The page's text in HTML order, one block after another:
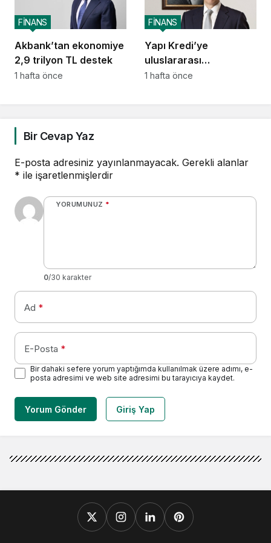
Akbank’tan ekonomiye
2,9 trilyon TL destek
FİNANS
1 hafta önce
Yapı Kredi’ye
uluslararası
piyasalardan 414
FİNANS
1 hafta önce
Bir Cevap Yaz
E-posta adresiniz yayınlanmayacak. Gerekli alanlar
* ile işaretlenmişlerdir
YORUMUNUZ *
0/30 karakter
Ad *
E-Posta *
Bir dahaki sefere yorum yaptığımda kullanılmak üzere adımı, e-
posta adresimi ve web site adresimi bu tarayıcıya kaydet.
Yorum Gönder Giriş Yap